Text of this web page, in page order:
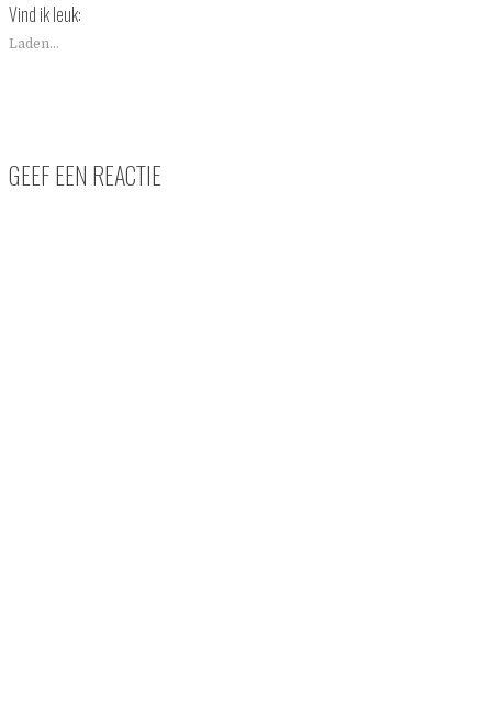
Vind ik leuk:
Laden...
GEEF EEN REACTIE